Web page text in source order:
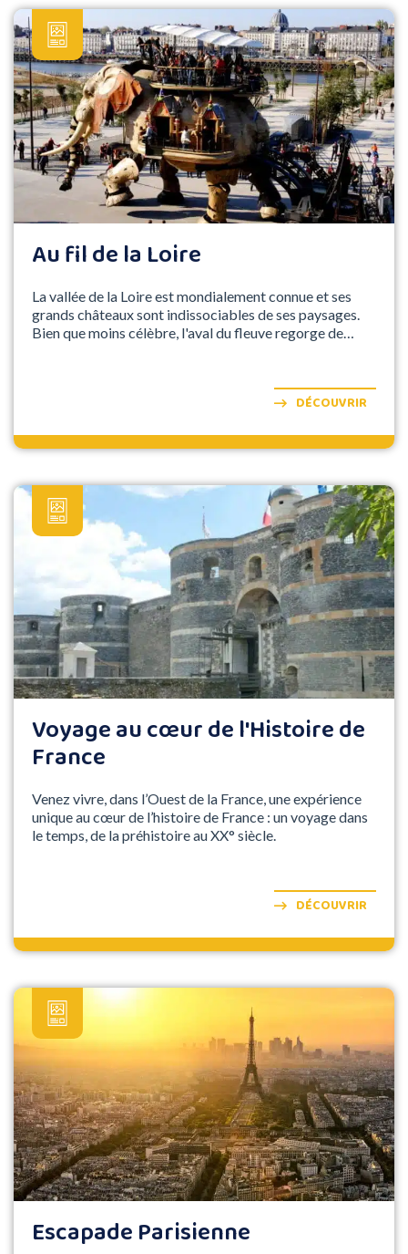
Au fil de la Loire
La vallée de la Loire est mondialement connue et ses
grands châteaux sont indissociables de ses paysages.
Bien que moins célèbre, l'aval du fleuve regorge de
DÉCOUVRIR
Voyage au cœur de l'Histoire de
France
Venez vivre, dans l’Ouest de la France, une expérience
unique au cœur de l’histoire de France : un voyage dans
le temps, de la préhistoire au XX° siècle.
DÉCOUVRIR
Escapade Parisienne